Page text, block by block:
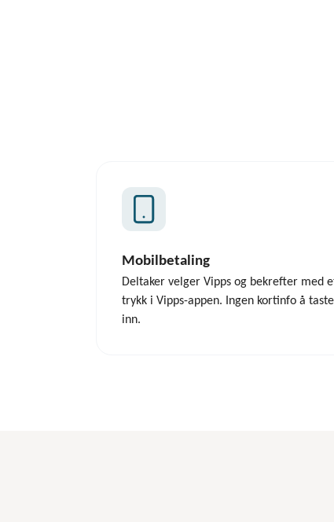
Mobilbetaling
Deltaker velger Vipps og bekrefter med
trykk i Vipps-appen. Ingen kortinfo å taste
inn.